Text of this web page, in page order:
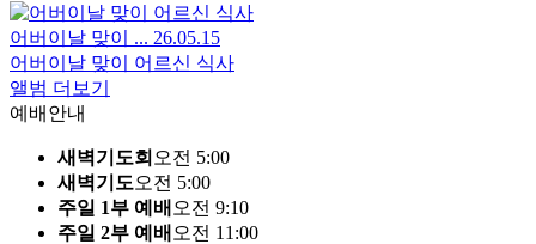
어버이날 맞이 ... 26.05.15
어버이날 맞이 어르신 식사
앨범 더보기
예배안내
새벽기도회 오전 5:00
새벽기도오전 5:00
주일 1부 예배 오전 9:10
주일 2부 예배 오전 11:00